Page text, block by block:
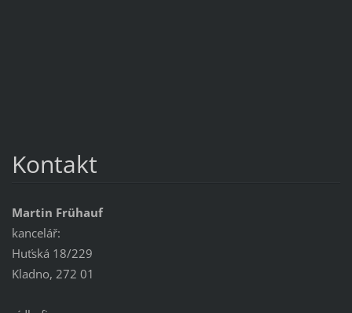
Kontakt
Martin Frühauf
kancelář:
Huťská 18/229
Kladno, 272 01